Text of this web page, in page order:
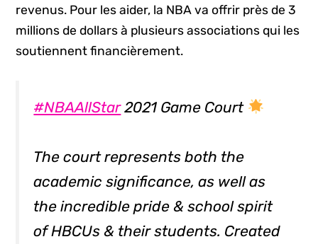
revenus. Pour les aider, la NBA va offrir près de 3
millions de dollars à plusieurs associations qui les
soutiennent financièrement.
#NBAAllStar2021 Game Court
The court represents both the
academic significance, as well as
the incredible pride & school spirit
of HBCUs & their students. Created